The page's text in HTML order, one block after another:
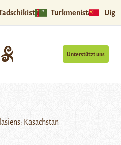
Turkmenistan
Unterstützt uns
Kasachstan